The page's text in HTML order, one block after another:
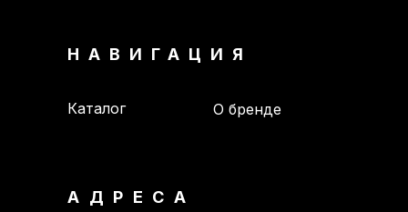
О бренде
Каталог
АДРЕСА
НАВИГАЦИЯ